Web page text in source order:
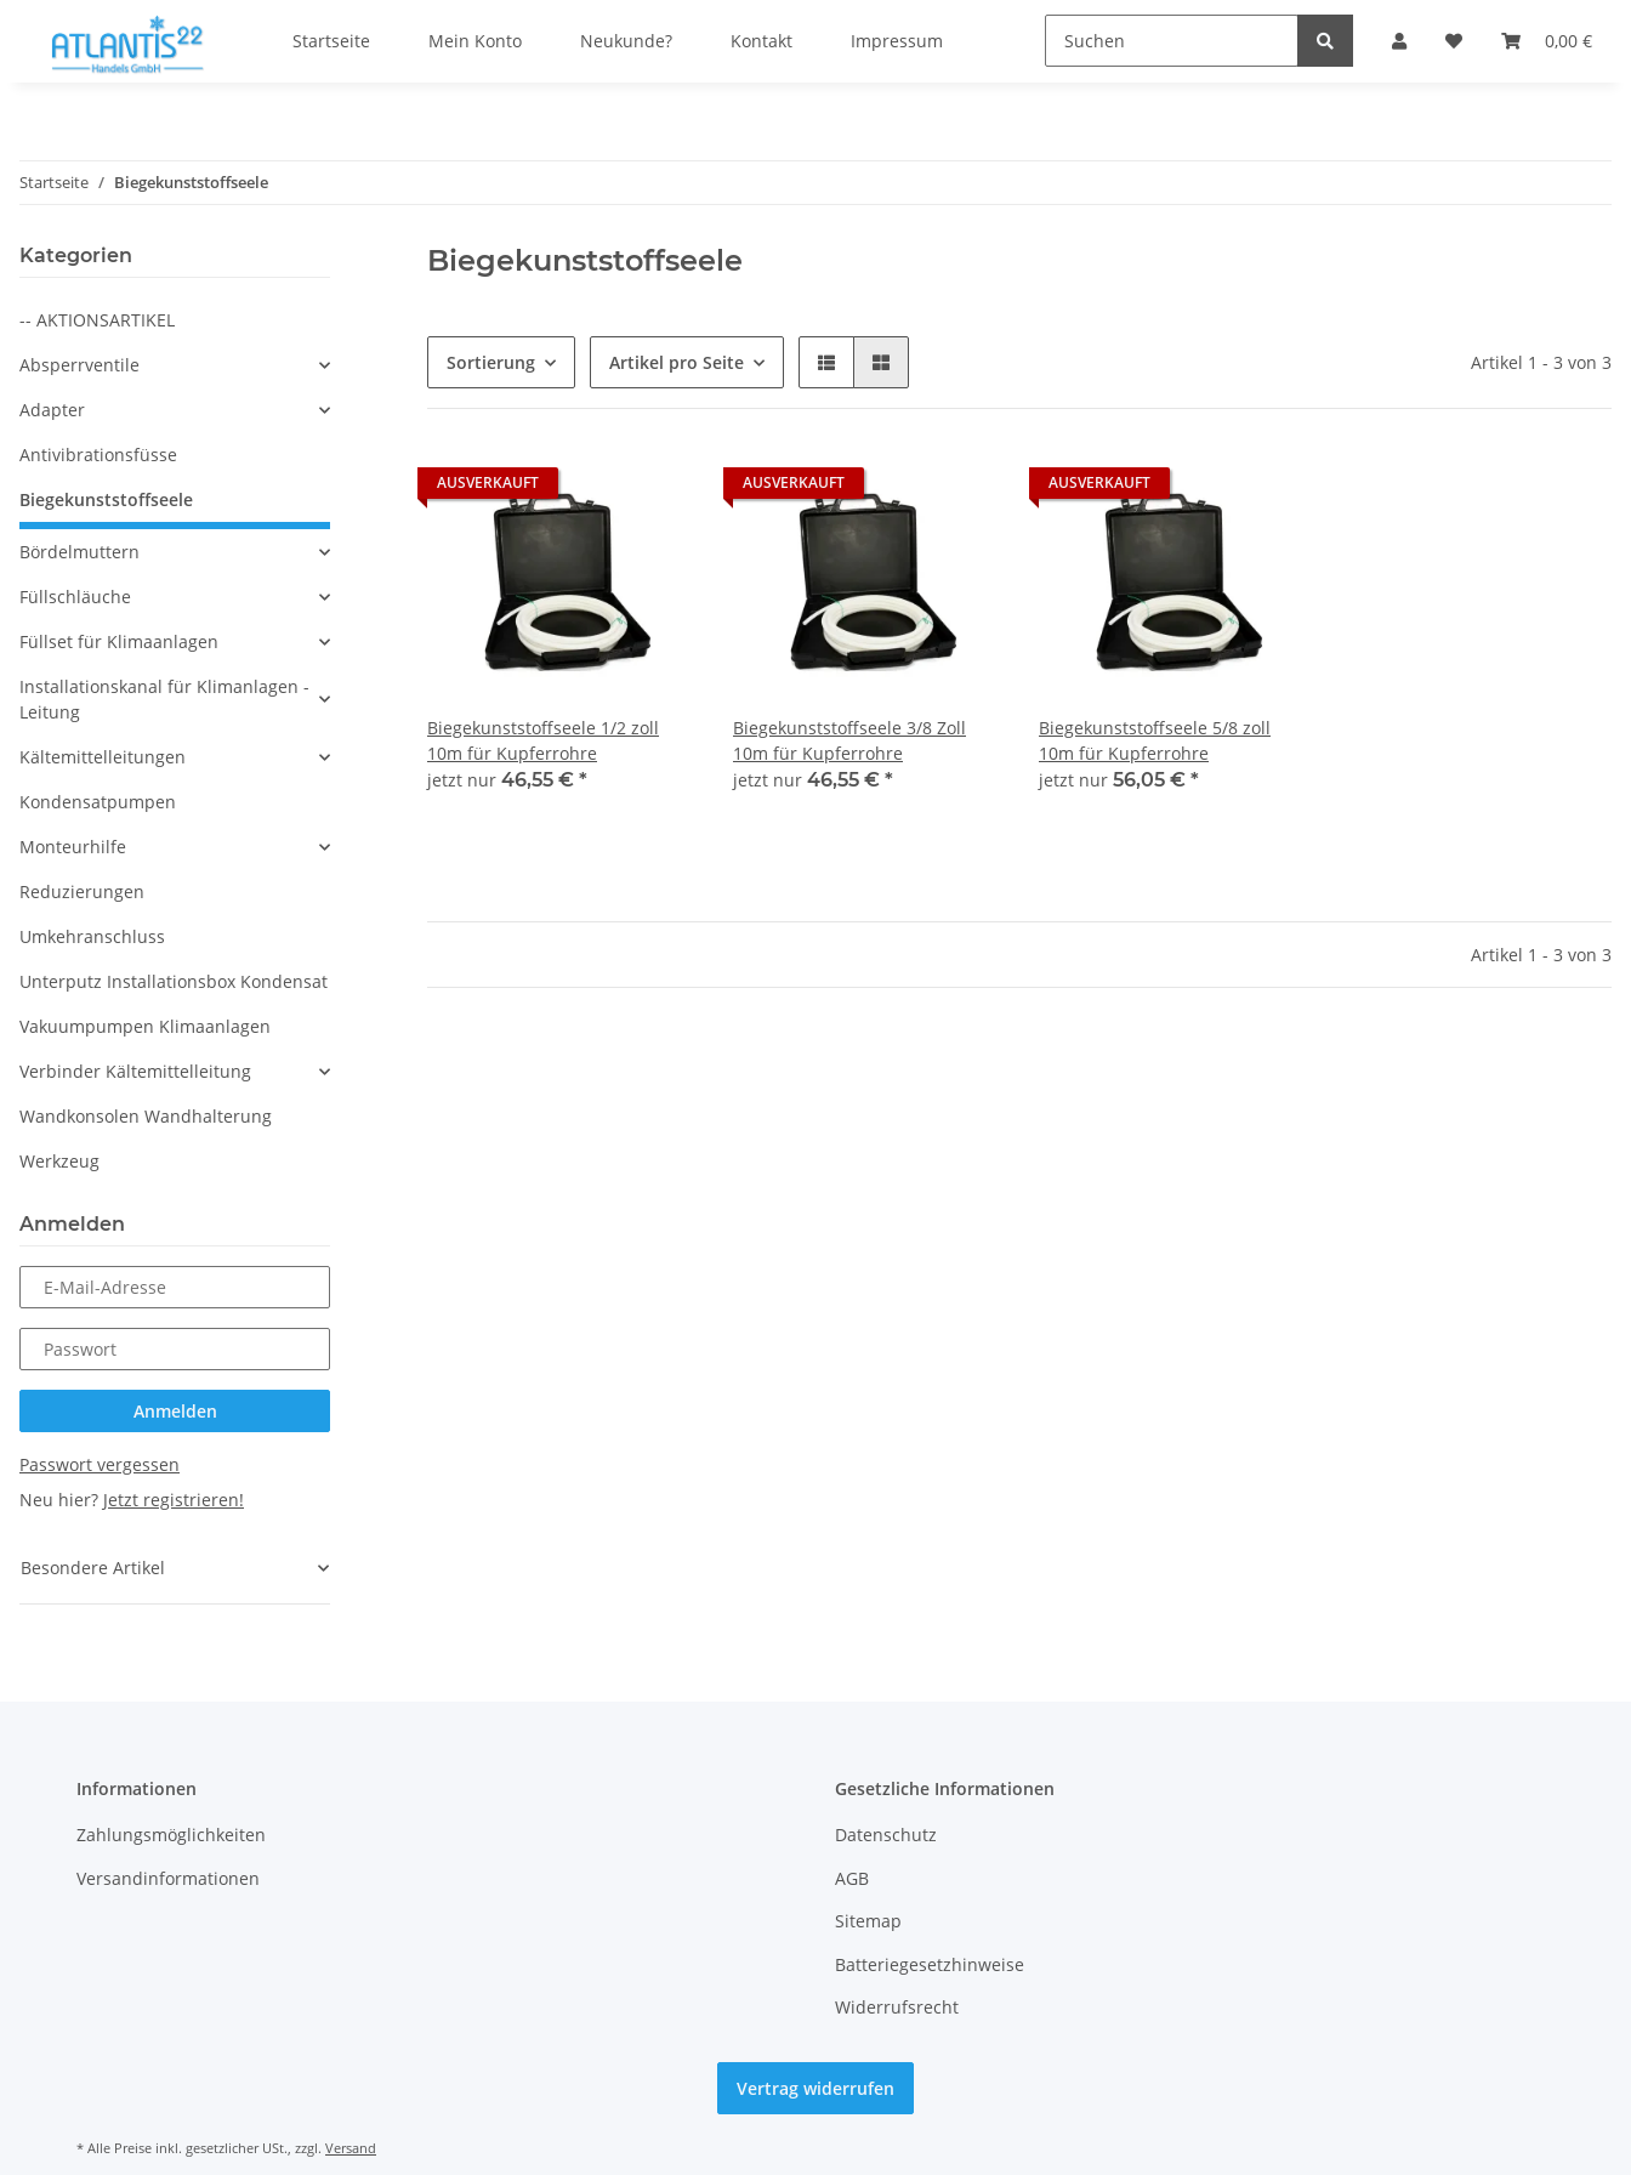
0,00 €
Startseite Mein Konto Neukunde? Kontakt Impressum
Startseite Biegekunststoffseele
Biegekunststoffseele
Sortierung Artikel pro Seite Artikel 1 - 3 von 3
AUSVERKAUFT
Biegekunststoffseele 1/2 zoll
10m für Kupferrohre
jetzt nur 46,55 € *
AUSVERKAUFT
Biegekunststoffseele 3/8 Zoll
10m für Kupferrohre
jetzt nur 46,55 € *
AUSVERKAUFT
Biegekunststoffseele 5/8 zoll
10m für Kupferrohre
jetzt nur 56,05 € *
Artikel 1 - 3 von 3
Kategorien
-- AKTIONSARTIKEL
Absperrventile
Adapter
Antivibrationsfüsse
Biegekunststoffseele
Bördelmuttern
Füllschläuche
Füllset für Klimaanlagen
Installationskanal für Klimanlagen -
Leitung
Kältemittelleitungen
Kondensatpumpen
Monteurhilfe
Reduzierungen
Umkehranschluss
Unterputz Installationsbox Kondensat
Vakuumpumpen Klimaanlagen
Verbinder Kältemittelleitung
Wandkonsolen Wandhalterung
Werkzeug
Anmelden
E-Mail-Adresse
Passwort
Anmelden
Passwort vergessen
Neu hier? Jetzt registrieren!
Besondere Artikel
Informationen
Zahlungsmöglichkeiten
Versandinformationen
Gesetzliche Informationen
Datenschutz
AGB
Sitemap
Batteriegesetzhinweise
Widerrufsrecht
Vertrag widerrufen
* Alle Preise inkl. gesetzlicher USt., zzgl. Versand